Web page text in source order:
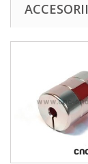
ACCESORII